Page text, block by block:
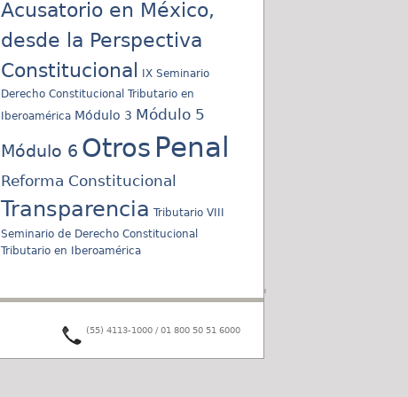
Acusatorio en México,
desde la Perspectiva
Constitucional
IX Seminario
Derecho Constitucional Tributario en
Iberoamérica Módulo 3 Módulo 5
Módulo 6 Otros Penal
Reforma Constitucional
Transparencia Tributario VIII
Seminario de Derecho Constitucional
Tributario en Iberoamérica
(55) 4113-1000 / 01 800 50 51 6000